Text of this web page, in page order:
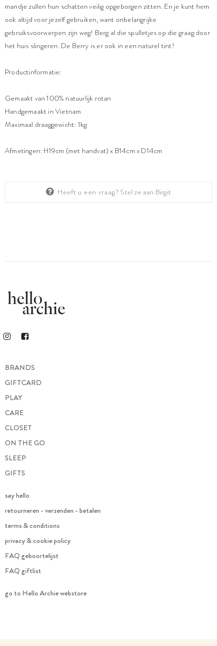
mandje zullen hun schatten veilig opgeborgen zitten. En je kunt hem
ook altijd voor jezelf gebruiken, want onbelangrijke
gebruiksvoorwerpen zijn weg! Berg al die spulletjes op die graag door
het huis slingeren. De Berry is er ook in een naturel tint!
Productinformatie:
Gemaakt van 100% natuurlijk rotan
Handgemaakt in Vietnam
Maximaal draaggewicht: 1kg
Afmetingen: H19cm (met handvat) x B14cm x D14cm
Heeft u een vraag? Stel ze aan Birgit
BRANDS
GIFTCARD
PLAY
CARE
CLOSET
ON THE GO
SLEEP
GIFTS
say hello
retourneren - verzenden - betalen
terms & conditions
privacy & cookie policy
FAQ geboortelijst
FAQ giftlist
go to Hello Archie webstore